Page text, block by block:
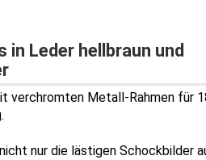
Leder hellbraun und
verchromten Metall-Rahmen für
nur die lästigen Schockbilder